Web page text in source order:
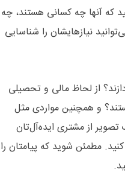
که آنها چه کسانی هستند، چه
نیازهایشان را شناسایی
از لحاظ مالی و تحصیلی
و همچنین مواردی مثل
از مشتری ایده‌آل‌تان
مطمئن شوید که پیامتان را